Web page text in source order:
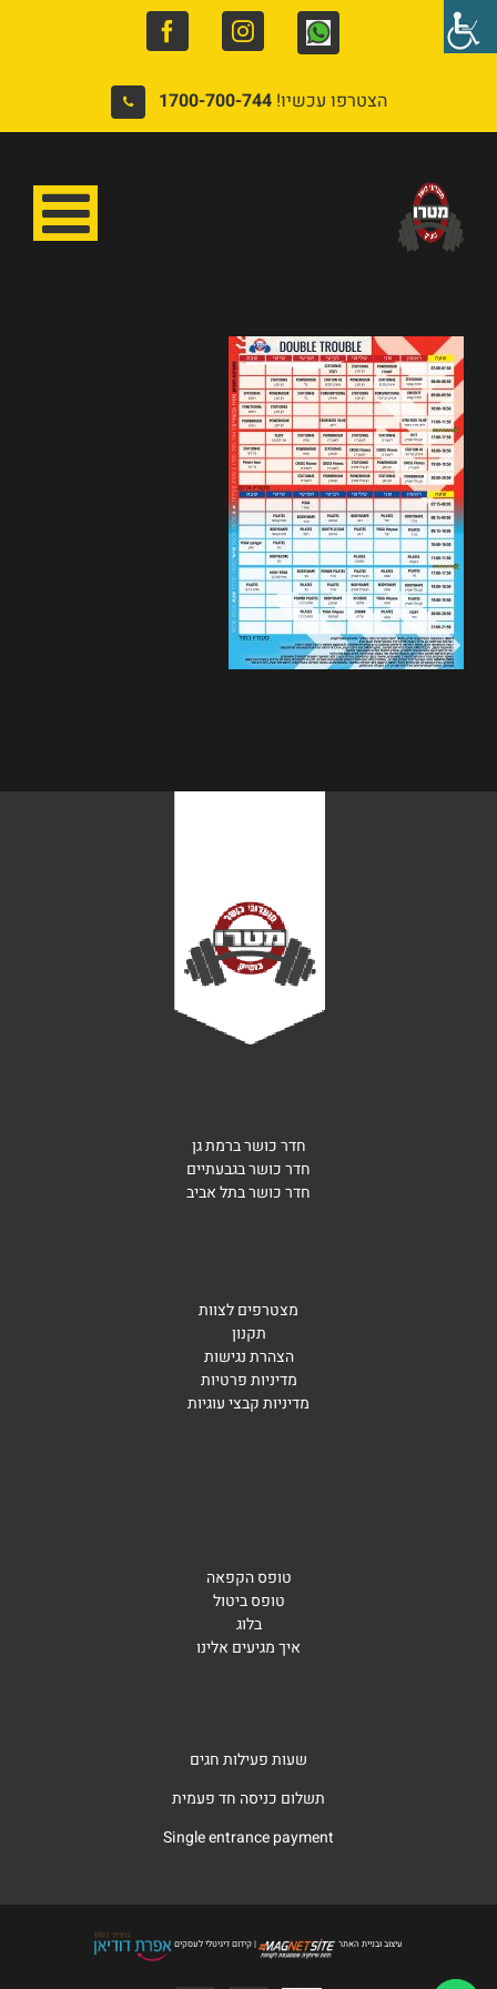
Whatsapp
Instagram
הצטרפו עכשיו!1700-700-744
חדר כושר ברמת גן
חדר כושר בגבעתיים
חדר כושר בתל אביב
מצטרפים לצוות
תקנון
הצהרת נגישות
מדיניות פרטיות
מדיניות קבצי עוגיות
טופס הקפאה
טופס ביטול
בלוג
איך מגיעים אלינו
שעות פעילות חגים
תשלום כניסה חד פעמית
Single entrance payment
עיצוב ובניית האתר | קידום דיגיטלי לעסקים